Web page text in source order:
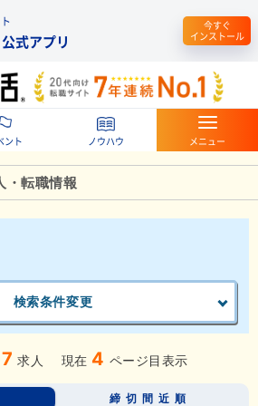
式アプリ
今すぐ
インストール
ント ノウハウ メニュー
・転職情報
検索条件変更
求人 現在 4 ページ目表示
締切間近順